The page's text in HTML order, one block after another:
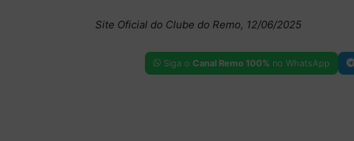
Site Oficial do Clube do Remo, 12/06/2025
Siga o Canal Remo 100% no WhatsApp